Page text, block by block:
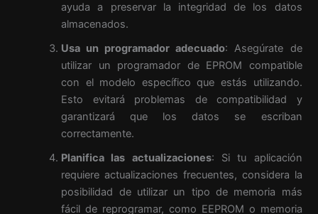
ayuda a preservar la integridad de los datos
almacenados.
Usa un programador adecuado: Asegúrate de
utilizar un programador de EPROM compatible
con el modelo específico que estás utilizando.
Esto evitará problemas de compatibilidad y
garantizará que los datos se escriban
correctamente.
Planifica las actualizaciones: Si tu aplicación
requiere actualizaciones frecuentes, considera la
posibilidad de utilizar un tipo de memoria más
fácil de reprogramar, como EEPROM o memoria